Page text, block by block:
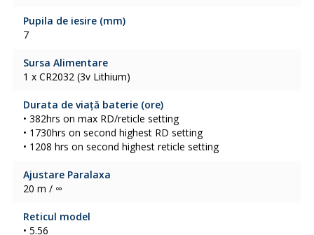
Pupila de iesire (mm)
7
Sursa Alimentare
1 x CR2032 (3v Lithium)
Durata de viață baterie (ore)
• 382hrs on max RD/reticle setting
• 1730hrs on second highest RD setting
• 1208 hrs on second highest reticle setting
Ajustare Paralaxa
20 m / ∞
Reticul model
• 5.56